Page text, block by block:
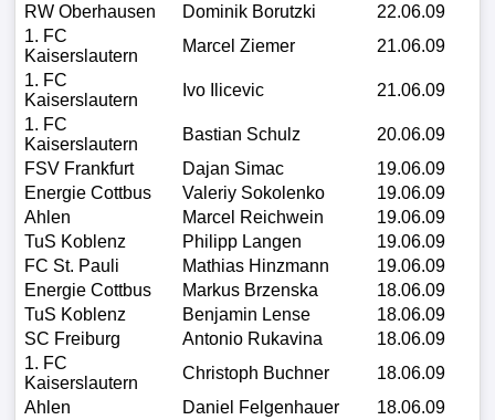
RW Oberhausen
Dominik Borutzki
22.06.09
1. FC
Kaiserslautern
Marcel Ziemer
21.06.09
1. FC
Kaiserslautern
Ivo Ilicevic
21.06.09
1. FC
Kaiserslautern
Bastian Schulz
20.06.09
FSV Frankfurt
Dajan Simac
19.06.09
Energie Cottbus
Valeriy Sokolenko
19.06.09
Ahlen
Marcel Reichwein
19.06.09
TuS Koblenz
Philipp Langen
19.06.09
FC St. Pauli
Mathias Hinzmann
19.06.09
Energie Cottbus
Markus Brzenska
18.06.09
TuS Koblenz
Benjamin Lense
18.06.09
SC Freiburg
Antonio Rukavina
18.06.09
1. FC
Kaiserslautern
Christoph Buchner
18.06.09
Ahlen
Daniel Felgenhauer
18.06.09